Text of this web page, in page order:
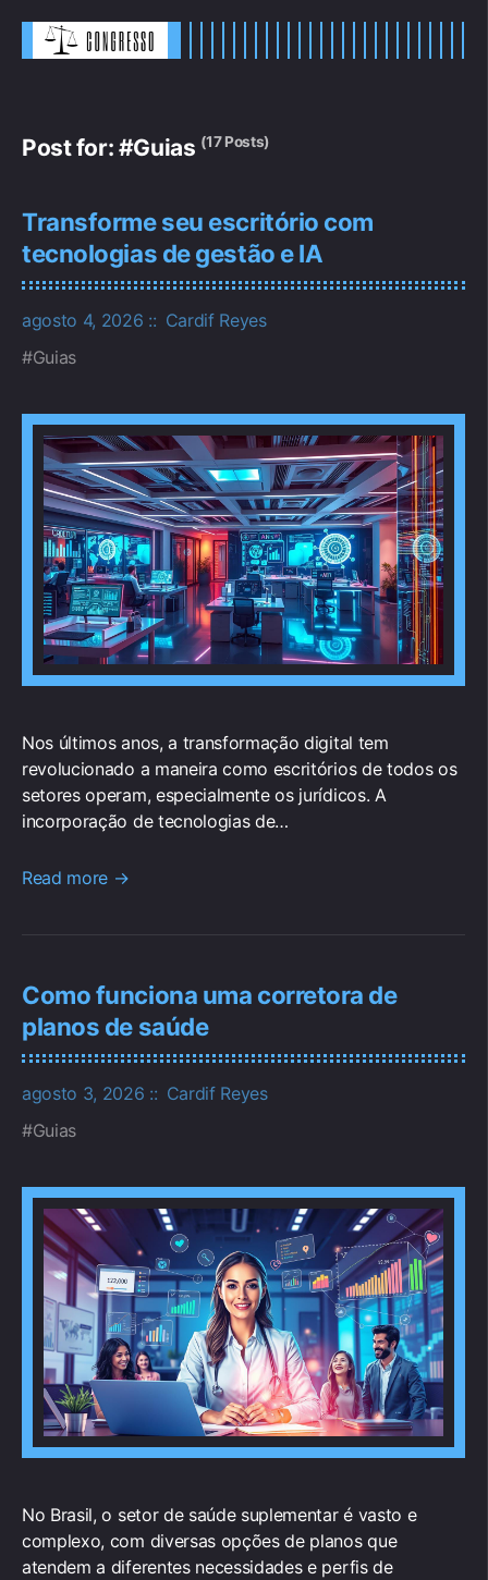
Post for: #Guias (17 Posts)
Transforme seu escritório com
tecnologias de gestão e IA
agosto 4, 2026
Cardif Reyes
Guias
Nos últimos anos, a transformação digital tem
revolucionado a maneira como escritórios de todos os
setores operam, especialmente os jurídicos. A
incorporação de tecnologias de…
Read more →
Como funciona uma corretora de
planos de saúde
agosto 3, 2026
Cardif Reyes
Guias
No Brasil, o setor de saúde suplementar é vasto e
complexo, com diversas opções de planos que
atendem a diferentes necessidades e perfis de